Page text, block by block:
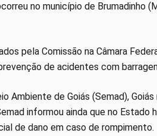
no município de Brumadinho
pela Comissão na Câmara
de acidentes com
Ambiente de Goiás (Semad),
informou ainda que no Estado
de dano em caso de rompimento.